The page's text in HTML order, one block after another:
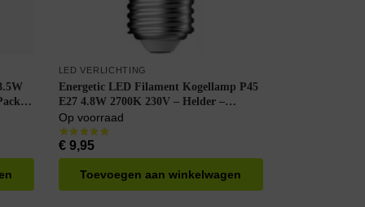
–
LED VERLICHTING
Energetic LED Filament Kogellamp P45
E27 4.8W 2700K 230V – Helder –
Dimbaar – Warm Wit
Op voorraad
€9,95
Toevoegen aan winkelwagen